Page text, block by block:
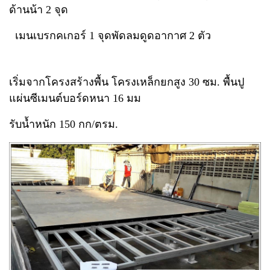
ด้านน้า 2 จุด
เมนเบรกคเกอร์ 1 จุดพัดลมดูดอากาศ 2 ตัว
เริ่มจากโครงสร้างพื้น โครงเหล็กยกสูง 30 ซม. พื้นปู
แผ่นซีเมนต์บอร์ดหนา 16 มม
รับน้ำหนัก 150 กก/ตรม.